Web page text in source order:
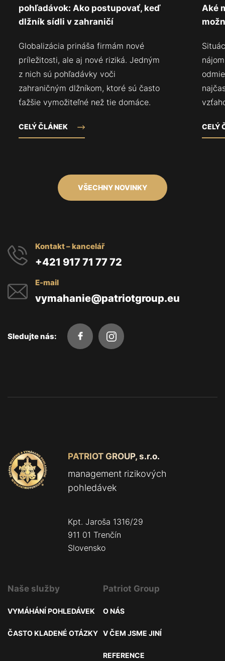
pohľadávok: Ako postupovať, keď
dlžník sídli v zahraničí
Globalizácia prináša firmám nové
príležitosti, ale aj nové riziká. Jedným
z nich sú pohľadávky voči
zahraničným dlžníkom, ktoré sú často
ťažšie vymožiteľné než tie domáce.
CELÝ ČLÁNEK
Aké
CELÝ
VŠECHNY NOVINKY
Kontakt – kancelář
+421 917 71 77 72
E-mail
vymahanie@patriotgroup.eu
Sledujte nás:
PATRIOT GROUP, s.r.o.
management rizikových
pohledávek
Kpt. Jaroša 1316/29
911 01 Trenčín
Slovensko
Naše služby
VYMÁHÁNÍ POHLEDÁVEK
ČASTO KLADENÉ OTÁZKY
Patriot Group
O NÁS
V ČEM JSME JINÍ
REFERENCE